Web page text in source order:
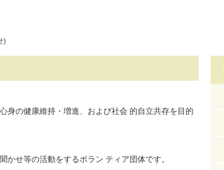
)
身の健康維持・増進、および社会 的自立共存を目的
せ等の活動をするボラン ティア団体です。